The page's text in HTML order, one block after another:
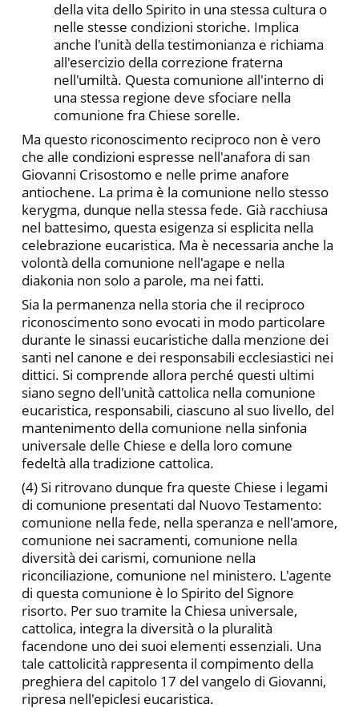
della vita dello Spirito in una stessa cultura o
nelle stesse condizioni storiche. Implica
anche l'unità della testimonianza e richiama
all'esercizio della correzio­ne fraterna
nell'umiltà. Questa comunione all'interno di
una stes­sa regione deve sfociare nella
comunione fra Chiese sorelle.
Ma questo riconoscimento reciproco non è vero
che alle condizioni espresse nell'anafora di san
Giovanni Crisostomo e nelle prime anafore
antiochene. La prima è la comunione nello stesso
kerygma, dunque nella stessa fede. Già racchiusa
nel batte­simo, questa esigenza si esplicita nella
celebrazione eucaristica. Ma è necessaria anche la
volontà della comunione nell'agape e nella
diakonia non solo a parole, ma nei fatti.
Sia la permanenza nella storia che il reciproco
riconosci­mento sono evocati in modo particolare
durante le sinassi eucari­stiche dalla menzione dei
santi nel canone e dei responsabili ecclesiastici nei
dittici. Si comprende allora perché questi ultimi
sia­no segno dell'unità cattolica nella comunione
eucaristica, respon­sabili, ciascuno al suo livello, del
mantenimento della comunione nella sinfonia
universale delle Chiese e della loro comune
fedeltà alla tradizione cattolica.
(4) Si ritrovano dunque fra queste Chiese i legami
di comu­nione presentati dal Nuovo Testamento:
comunione nella fede, nella speranza e nell'amore,
comunione nei sacramenti, comunio­ne nella
diversità dei carismi, comunione nella
riconciliazione, comunione nel ministero. L'agente
di questa comunione è lo Spirito del Signore
risorto. Per suo tramite la Chiesa universale,
cattolica, integra la diversità o la pluralità
facendone uno dei suoi elementi essenziali. Una
tale cattolicità rappresenta il compimento della
preghiera del capitolo 17 del vangelo di Giovanni,
ripresa nell'e­piclesi eucaristica.